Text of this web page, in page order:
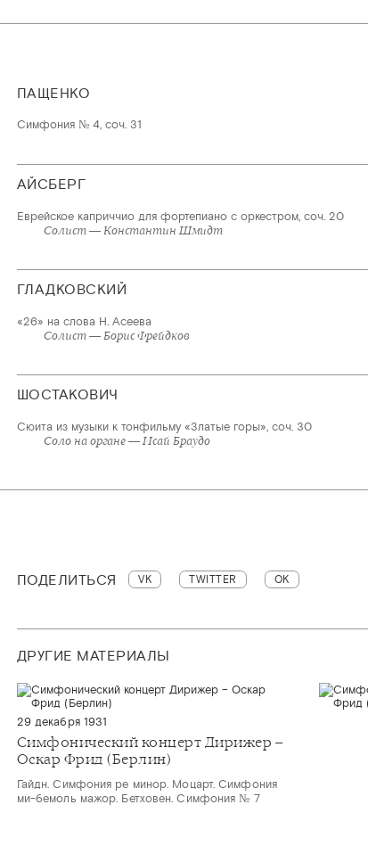
ПАЩЕНКО
Симфония № 4, соч. 31
АЙСБЕРГ
Еврейское каприччио для фортепиано с оркестром, соч. 20
Солист — Константин Шмидт
ГЛАДКОВСКИЙ
«26» на слова Н. Асеева
Солист — Борис Фрейдков
ШОСТАКОВИЧ
Сюита из музыки к тонфильму «Златые горы», соч. 30
Соло на органе — Исай Браудо
ПОДЕЛИТЬСЯ VK TWITTER OK
ДРУГИЕ МАТЕРИАЛЫ
29 декабря 1931
Симфонический концерт Дирижер –
Оскар Фрид (Берлин)
Гайдн. Симфония ре минор. Моцарт. Симфония
ми-бемоль мажор. Бетховен. Симфония № 7